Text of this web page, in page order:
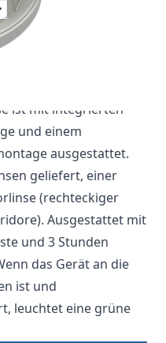
für
ist mit integrierten
und einem
ausgestattet.
geliefert, einer
(rechteckiger
Ausgestattet mit
und 3 Stunden
das Gerät an die
ist und
leuchtet eine grüne